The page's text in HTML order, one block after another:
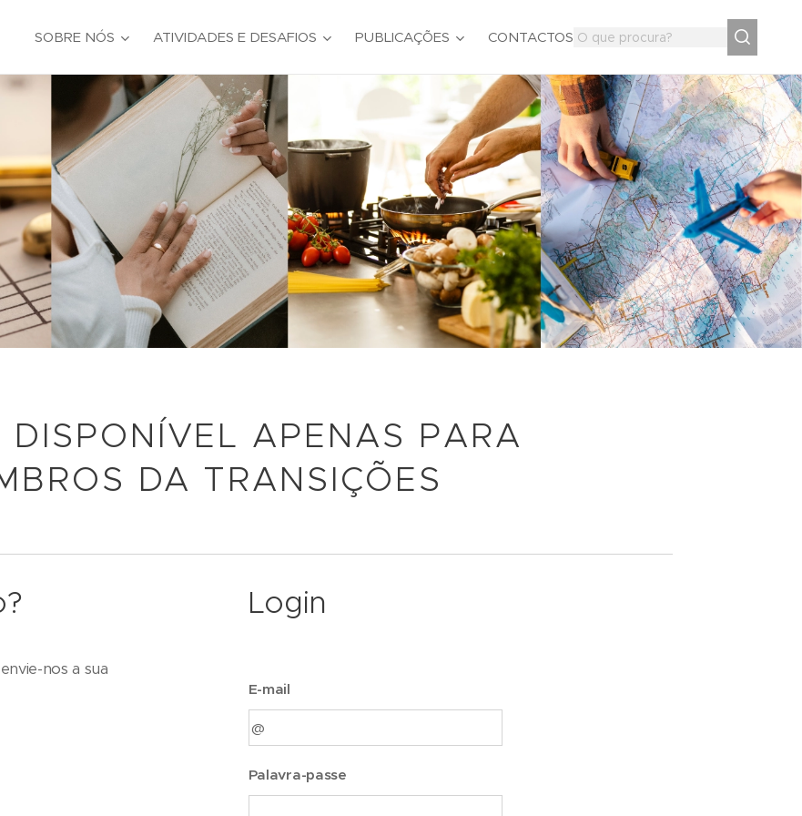
SOBRE NÓS ATIVIDADES E DESAFIOS PUBLICAÇÕES CONTACTOS
DISPONÍVEL APENAS PARA
DA TRANSIÇÕES
nos a sua
Login
E-mail
Palavra-passe